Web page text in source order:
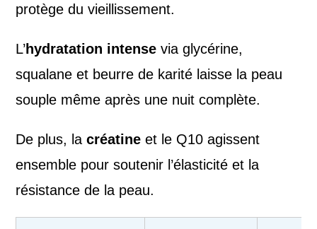
protège du vieillissement.
L’hydratation intense via glycérine,
squalane et beurre de karité laisse la peau
souple même après une nuit complète.
De plus, lacréatine et le Q10 agissent
ensemble pour soutenir l’élasticité et la
résistance de la peau.